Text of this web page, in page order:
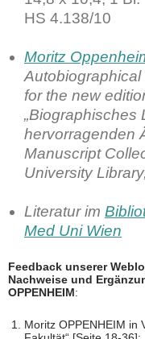
HS 4.138/10
Moritz
for the new
„Biographisches
hervorragenden
Manuscript
University
Literatur im
Med Uni Wien
Feedback unserer
Nachweise und
OPPENHEIM:
Moritz OPPENHEIM in